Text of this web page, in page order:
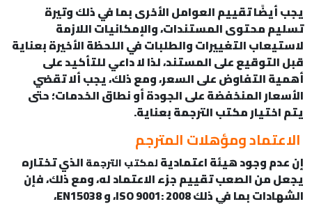
يجب أيضًا تقييم العوامل الأخرى بما في ذلك وتيرة
تسليم محتوى المستندات، والإمكانيات اللازمة
لاستيعاب التغييرات والطلبات في اللحظة الأخيرة بعناية
قبل التوقيع على المستند، لذا لا داعي للتأكيد على
أهمية التفاوض على السعر، ومع ذلك، يجب ألا تقضي
الأسعار المنخفضة على الجودة أو نطاق الخدمات؛ حتى
يتم اختيار مكتب الترجمة بعناية.
الاعتماد ومؤهلات المترجم
إن عدم وجود هيئة اعتماديةلمكتب الترجمةالذي تختاره
يجعل من الصعب تقييم جزء الاعتماد له، ومع ذلك، فإن
الشهادات بما في ذلك ISO 9001: 2008، و EN15038،